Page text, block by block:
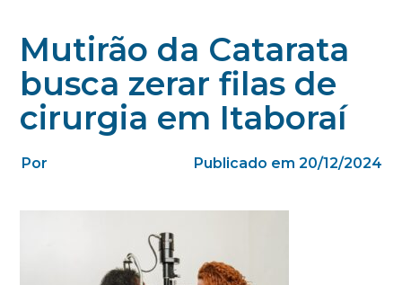
Mutirão da Catarata
busca zerar filas de
cirurgia em Itaboraí
Por Publicado em 20/12/2024